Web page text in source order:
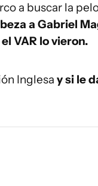
a buscar la
a Gabriel
VAR lo vieron.
Inglesa y si le